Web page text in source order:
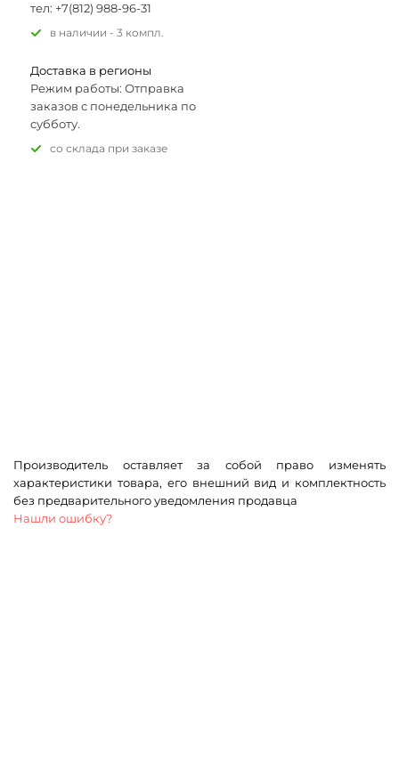
тел: +7(812) 988-96-31
В наличии - 3 компл.
Доставка в регионы
Режим работы: Отправка
заказов с понедельника по
субботу.
Со склада при заказе
Производитель оставляет за собой право изменять
характеристики товара, его внешний вид и комплектность
без предварительного уведомления продавца
Нашли ошибку?